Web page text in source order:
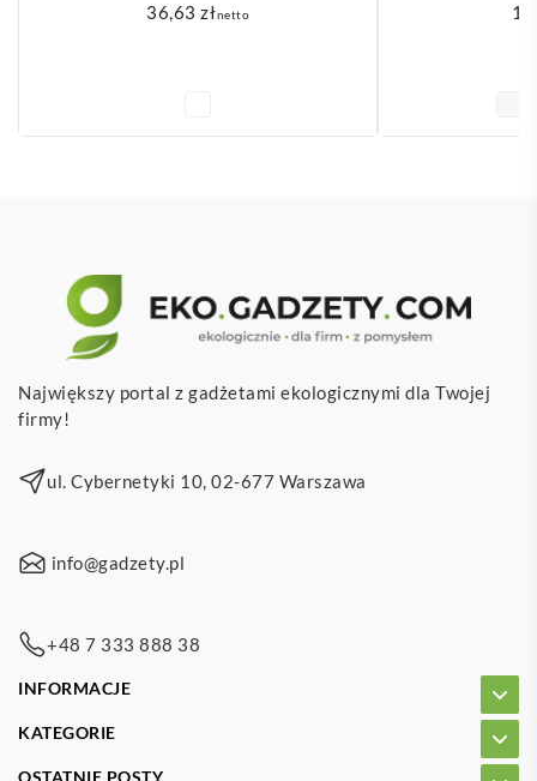
36,63 złnetto
Największy portal z gadżetami ekologicznymi dla Twojej
firmy!
ul. Cybernetyki 10, 02-677 Warszawa
info@gadzety.pl
+48 7 333 888 38
INFORMACJE
KATEGORIE
OSTATNIE POSTY